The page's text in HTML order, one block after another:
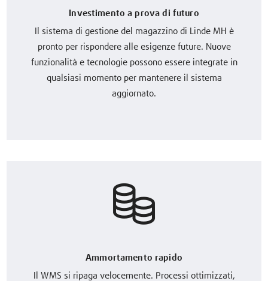
Investimento a prova di futuro
Il sistema di gestione del magazzino di Linde MH è
pronto per rispondere alle esigenze future. Nuove
funzionalità e tecnologie possono essere integrate in
qualsiasi momento per mantenere il sistema
aggiornato.
Ammortamento rapido
Il WMS si ripaga velocemente. Processi ottimizzati,